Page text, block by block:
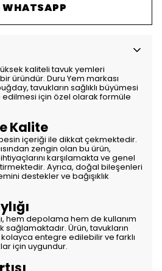
WHATSAPP
kaliteli tavuk yemleri
üründür. Duru Yem markası
tavukların sağlıklı büyümesi
için özel olarak formüle
Kalite
içeriği ile dikkat çekmektedir.
zengin olan bu ürün,
karşılamakta ve genel
Ayrıca, doğal bileşenleri
destekler ve bağışıklık
hem depolama hem de kullanım
sağlamaktadır. Ürün, tavukların
entegre edilebilir ve farklı
için uygundur.